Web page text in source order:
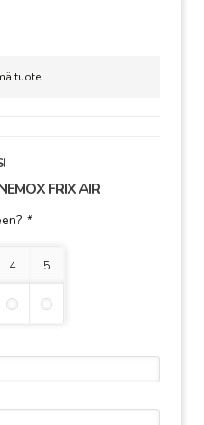
tuote
FRIX AIR
*
4 tähteä5 tähteä